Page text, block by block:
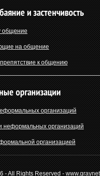
и застенчивость
общение
на общение
к общению
организации
организаций
неформальных организаций
организацией
- All Rights Reserved -